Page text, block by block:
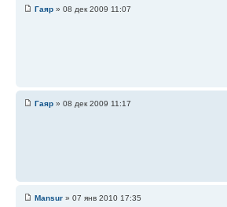
Гаяр » 08 дек 2009 11:07
Гаяр » 08 дек 2009 11:17
Mansur » 07 янв 2010 17:35